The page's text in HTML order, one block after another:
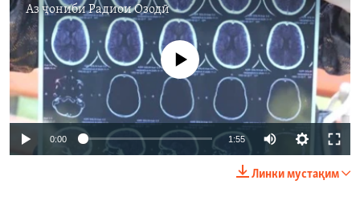
Аз ҷонибиРадиои Озодӣ
Феълан кор намекунад
0:00 1:55
Линки мустақим